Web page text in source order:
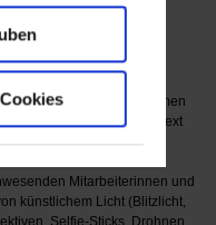
zur Verfügung.
das Fotografieren und Filmen
sei denn in einem Wandtext
untersagt. Beim
der anwesenden
Mitarbeiterinnen und
künstlichem Licht (Blitzlicht,